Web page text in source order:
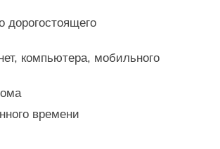
дорогостоящего
компьютера, мобильного
времени